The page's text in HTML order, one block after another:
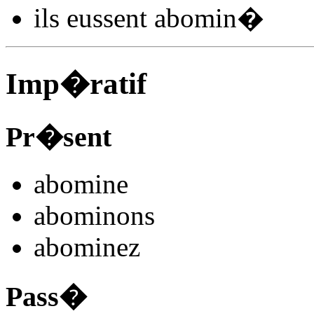
ils eussent abomin�
Imp�ratif
Pr�sent
abomine
abominons
abominez
Pass�